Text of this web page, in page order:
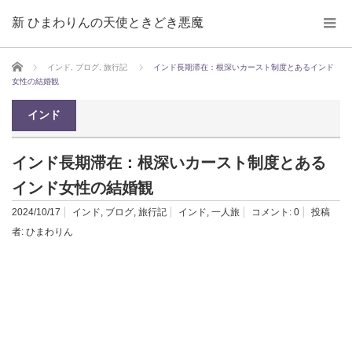
新 ひまわりんの天使ときどき悪魔
ホーム インド ブログ 旅行記
インド長期滞在：根深いカースト制度とあるインド
女性の結婚観
インド
インド長期滞在：根深いカースト制度とある
インド女性の結婚観
2024/10/17 インド, ブログ, 旅行記 インド, 一人旅 コメント: 0
投稿
者: ひまわりん